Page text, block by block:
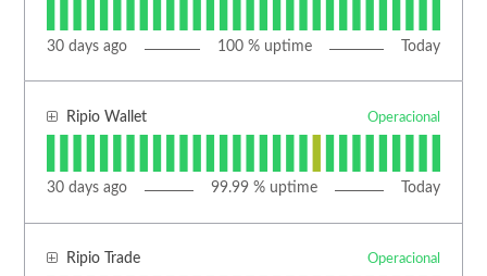
30 days ago 100% uptime Today
Ripio Wallet Operacional
30 days ago 99.99 % uptime Today
Ripio Trade Operacional